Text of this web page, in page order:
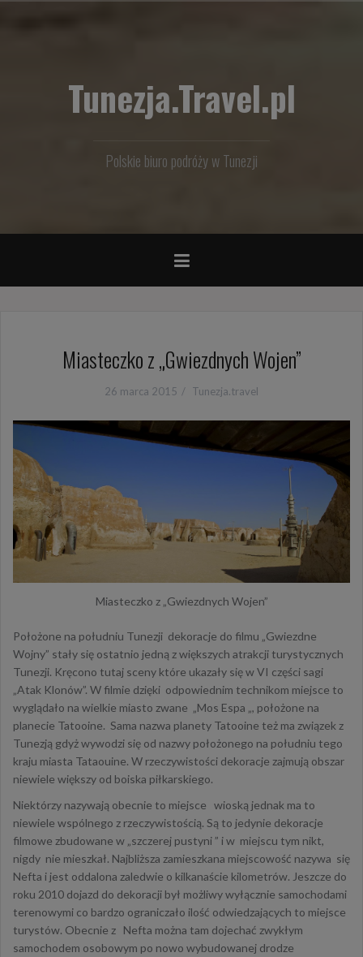
Tunezja.Travel.pl
Polskie biuro podróży w Tunezji
Miasteczko z „Gwiezdnych Wojen”
26 marca 2015 Tunezja.travel
Miasteczko z „Gwiezdnych Wojen”
Położone na południu Tunezji dekoracje do filmu „Gwiezdne
Wojny” stały się ostatnio jedną z większych atrakcji turystycznych
Tunezji. Kręcono tutaj sceny które ukazały się w VI części sagi
„Atak Klonów”. W filmie dzięki odpowiednim technikom miejsce to
wyglądało na wielkie miasto zwane „Mos Espa „, położone na
planecie Tatooine. Sama nazwa planety Tatooine też ma związek z
Tunezją gdyż wywodzi się od nazwy położonego na południu tego
kraju miasta Tataouine. W rzeczywistości dekoracje zajmują obszar
niewiele większy od boiska piłkarskiego.
Niektórzy nazywają obecnie to miejsce wioską jednak ma to
niewiele wspólnego z rzeczywistością. Są to jedynie dekoracje
filmowe zbudowane w „szczerej pustyni ” i w miejscu tym nikt,
nigdy nie mieszkał. Najbliższa zamieszkana miejscowość nazywa się
Nefta i jest oddalona zaledwie o kilkanaście kilometrów. Jeszcze do
roku 2010 dojazd do dekoracji był możliwy wyłącznie samochodami
terenowymi co bardzo ograniczało ilość odwiedzających to miejsce
turystów. Obecnie z Nefta można tam dojechać zwykłym
samochodem osobowym po nowo wybudowanej drodze